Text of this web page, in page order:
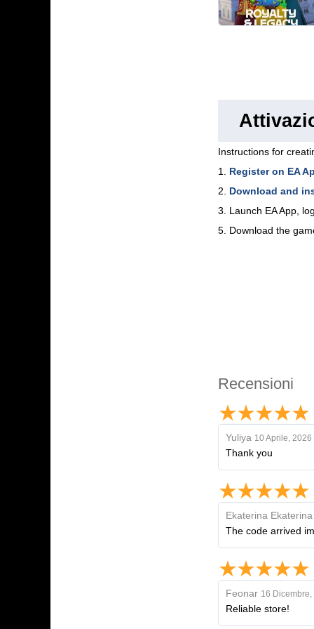
Instructions for
1. Register on EA
2. Download and
3. Launch EA App,
5. Download the
Recensioni
Yuliya 10 Aprile, 2026
Thank you
Ekaterina Ekaterina
The code arrived
Feonar 16 Dicembre,
Reliable store!